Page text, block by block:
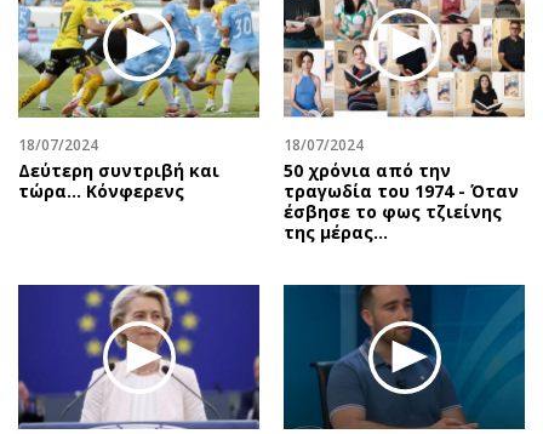
Χειρόγραφα
Επιστολές
18/07/2024
Δεύτερη συντριβή και
τώρα... Κόνφερενς
18/07/2024
50 χρόνια από την
τραγωδία του 1974 - Όταν
έσβησε το φως τζιείνης
της μέρας…